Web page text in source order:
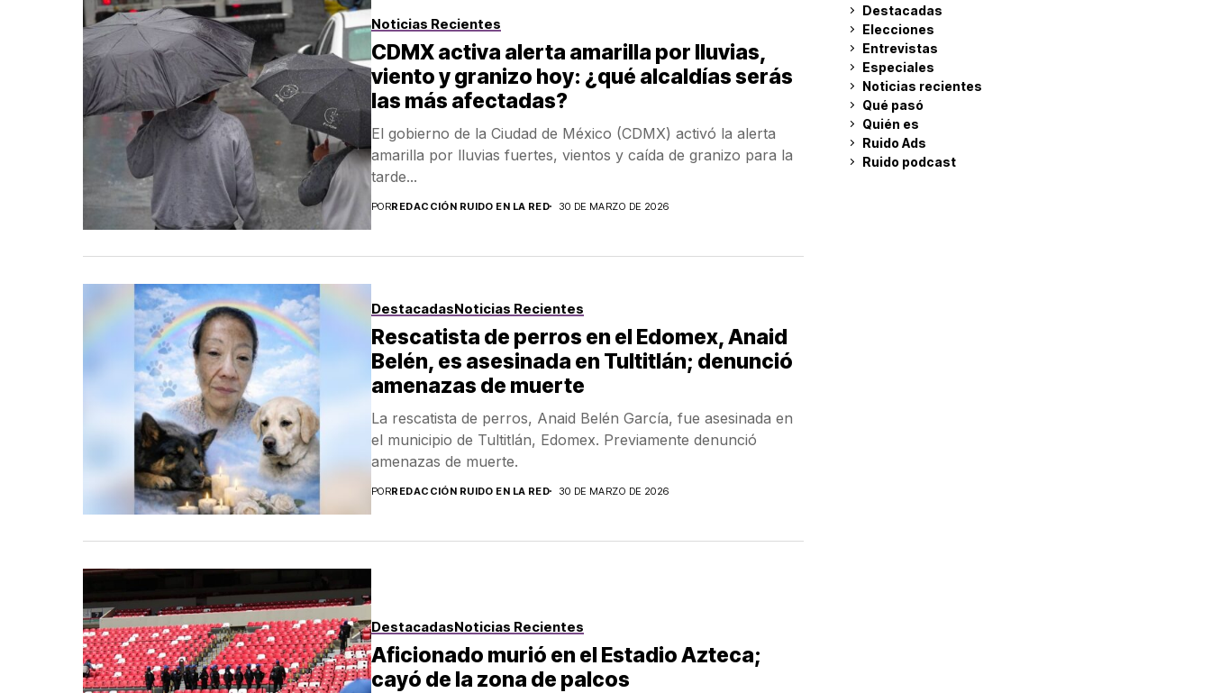
Noticias Recientes
CDMX activa alerta amarilla por lluvias,
viento y granizo hoy: ¿qué alcaldías serás
las más afectadas?
El gobierno de la Ciudad de México (CDMX) activó la alerta
amarilla por lluvias fuertes, vientos y caída de granizo para la
tarde...
PORREDACCIÓN RUIDO EN LA RED 30 DE MARZO DE 2026
DestacadasNoticias Recientes
Rescatista de perros en el Edomex, Anaid
Belén, es asesinada en Tultitlán; denunció
amenazas de muerte
La rescatista de perros, Anaid Belén García, fue asesinada en
el municipio de Tultitlán, Edomex. Previamente denunció
amenazas de muerte.
PORREDACCIÓN RUIDO EN LA RED 30 DE MARZO DE 2026
DestacadasNoticias Recientes
Aficionado murió en el Estadio Azteca;
cayó de la zona de palcos
Destacadas
Elecciones
Entrevistas
Especiales
Noticias recientes
Qué pasó
Quién es
Ruido Ads
Ruido podcast